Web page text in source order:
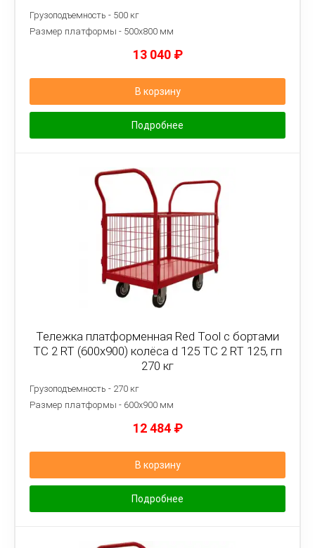
Грузоподъемность - 500 кг
Размер платформы - 500х800 мм
13 040 ₽
В корзину
Подробнее
Тележка платформенная Red Tool с бортами
ТС 2 RT (600x900) колёса d 125 ТС 2 RT 125, гп
270 кг
Грузоподъемность - 270 кг
Размер платформы - 600х900 мм
12 484 ₽
В корзину
Подробнее